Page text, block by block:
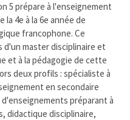
5 prépare à l'enseignement
la 4e à la 6e année de
francophone. Ce
d'un master disciplinaire et
et à la pédagogie de cette
deux profils : spécialiste à
en secondaire
préparant à
didactique disciplinaire,